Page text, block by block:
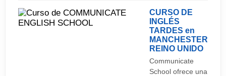
CURSO DE
INGLÉS
TARDES en
MANCHESTER
REINO UNIDO
Communicate
School ofrece una